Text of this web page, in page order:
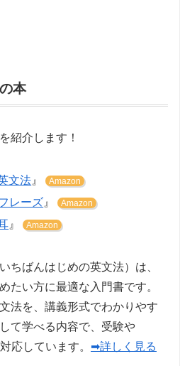
本
紹介します！
文法 』 Amazon
レーズ 』 Amazon
』 Amazon
ちばんはじめの英文法）は、
たい方に最適な入門書です。
法を、講義形式でわかりやす
て学べる内容で、受験や
応しています。 ➡詳しく見る